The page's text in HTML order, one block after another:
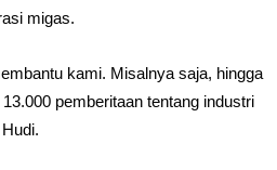
migas.
kami. Misalnya saja, hingga
pemberitaan tentang industri